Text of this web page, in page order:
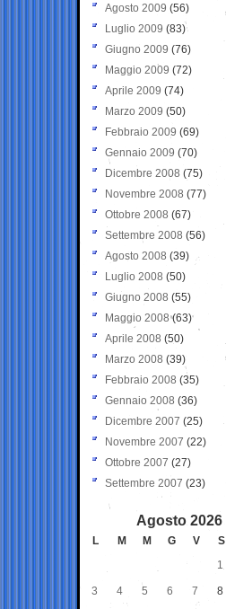
Agosto 2009 (56)
Luglio 2009 (83)
Giugno 2009 (76)
Maggio 2009 (72)
Aprile 2009 (74)
Marzo 2009 (50)
Febbraio 2009 (69)
Gennaio 2009 (70)
Dicembre 2008 (75)
Novembre 2008 (77)
Ottobre 2008 (67)
Settembre 2008 (56)
Agosto 2008 (39)
Luglio 2008 (50)
Giugno 2008 (55)
Maggio 2008(63)
Aprile 2008 (50)
Marzo 2008 (39)
Febbraio 2008 (35)
Gennaio 2008 (36)
Dicembre 2007 (25)
Novembre 2007 (22)
Ottobre 2007 (27)
Settembre 2007 (23)
Agosto 2026
L M M G V S
1
3 4 5 6 7 8